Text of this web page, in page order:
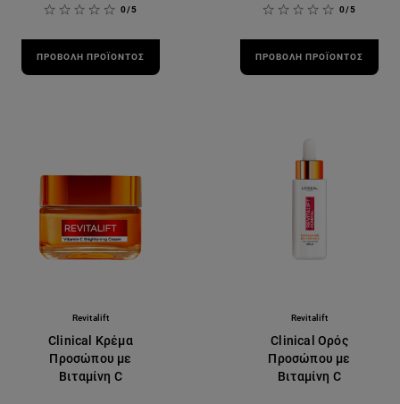
0/5
ΠΡΟΒΟΛΉ ΠΡΟΪΌΝΤΟΣ
0/5
ΠΡΟΒΟΛΉ ΠΡΟΪΌΝΤΟΣ
Revitalift
Clinical Κρέμα
Προσώπου με
Βιταμίνη C
Revitalift
Clinical Ορός
Προσώπου με
Βιταμίνη C